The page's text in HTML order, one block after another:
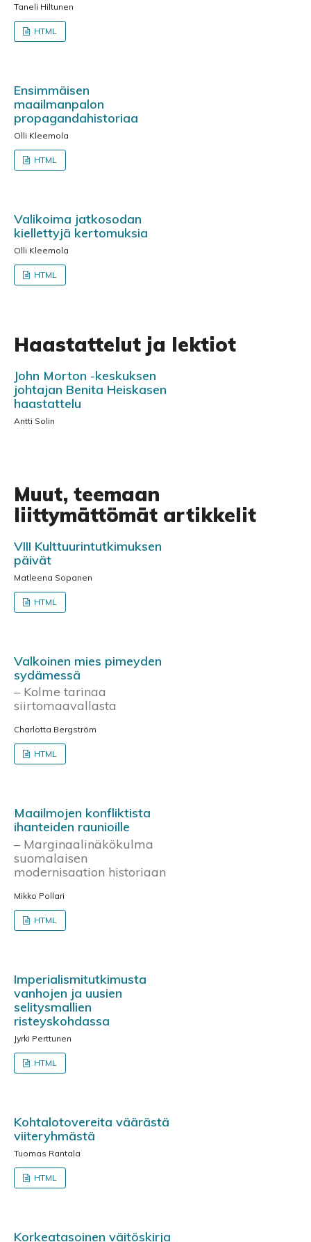
Taneli Hiltunen
HTML
Ensimmäisen
maailmanpalon
propagandahistoriaa
Olli Kleemola
HTML
Valikoima jatkosodan
kiellettyjä kertomuksia
Olli Kleemola
HTML
Haastattelut ja lektiot
John Morton -keskuksen
johtajan Benita Heiskasen
haastattelu
Antti Solin
Muut, teemaan
liittymättömät artikkelit
VIII Kulttuurintutkimuksen
päivät
Matleena Sopanen
HTML
Valkoinen mies pimeyden
sydämessä
– Kolme tarinaa
siirtomaavallasta
Charlotta Bergström
HTML
Maailmojen konfliktista
ihanteiden raunioille
– Marginaalinäkökulma
suomalaisen
modernisaation historiaan
Mikko Pollari
HTML
Imperialismitutkimusta
vanhojen ja uusien
selitysmallien
risteyskohdassa
Jyrki Perttunen
HTML
Kohtalotovereita väärästä
viiteryhmästä
Tuomas Rantala
HTML
Korkeatasoinen väitöskirja